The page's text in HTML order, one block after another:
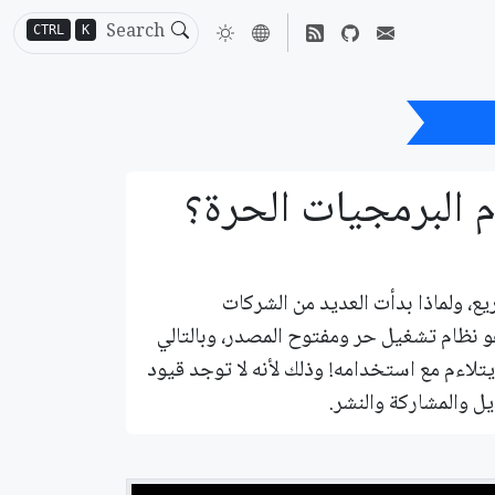
CTRL K
البرمجيات الحرة؟
ولماذا بدأت العديد من الشركات
تشغيل حر ومفتوح المصدر، وبالتالي
مع استخدامه! وذلك لأنه لا توجد قيود
والمشاركة والنشر.